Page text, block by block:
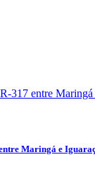
Maringá e